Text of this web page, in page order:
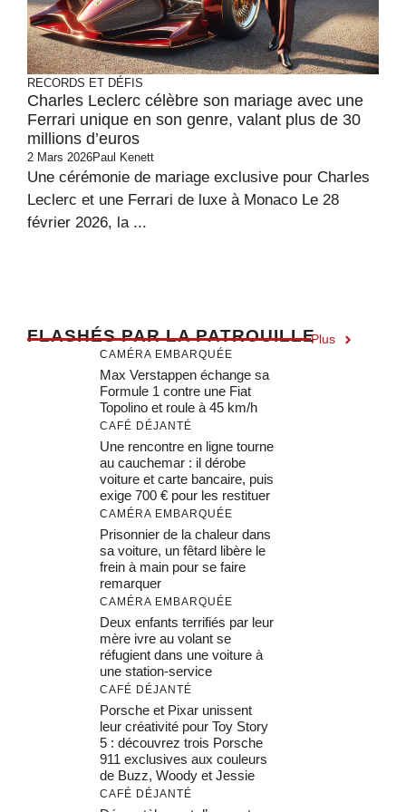
RECORDS ET DÉFIS
Charles Leclerc célèbre son mariage avec une
Ferrari unique en son genre, valant plus de 30
millions d’euros
2 Mars 2026Paul Kenett
Une cérémonie de mariage exclusive pour Charles
Leclerc et une Ferrari de luxe à Monaco Le 28
février 2026, la ...
FLASHÉS PAR LA PATROUILLEPlus
CAMÉRA EMBARQUÉE
Max Verstappen échange sa
Formule 1 contre une Fiat
Topolino et roule à 45 km/h
CAFÉ DÉJANTÉ
Une rencontre en ligne tourne
au cauchemar : il dérobe
voiture et carte bancaire, puis
exige 700 € pour les restituer
CAMÉRA EMBARQUÉE
Prisonnier de la chaleur dans
sa voiture, un fêtard libère le
frein à main pour se faire
remarquer
CAMÉRA EMBARQUÉE
Deux enfants terrifiés par leur
mère ivre au volant se
réfugient dans une voiture à
une station-service
CAFÉ DÉJANTÉ
Porsche et Pixar unissent
leur créativité pour Toy Story
5 : découvrez trois Porsche
911 exclusives aux couleurs
de Buzz, Woody et Jessie
CAFÉ DÉJANTÉ